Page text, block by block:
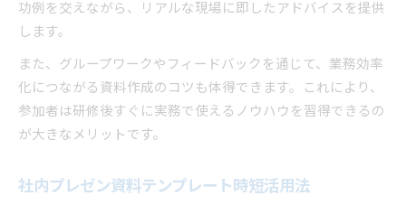
功例を交えながら、リアルな現場に即したアドバイスを提供
します。
また、グループワークやフィードバックを通じて、業務効率
化につながる資料作成のコツも体得できます。これにより、
参加者は研修後すぐに実務で使えるノウハウを習得できるの
が大きなメリットです。
社内プレゼン資料テンプレート時短活用法